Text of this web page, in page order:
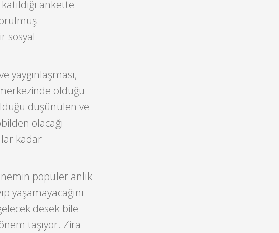
ankette
sosyal
yaygınlaşması,
olduğu
düşünülen ve
olacağı
kadar
popüler anlık
yaşamayacağını
desek bile
taşıyor. Zira